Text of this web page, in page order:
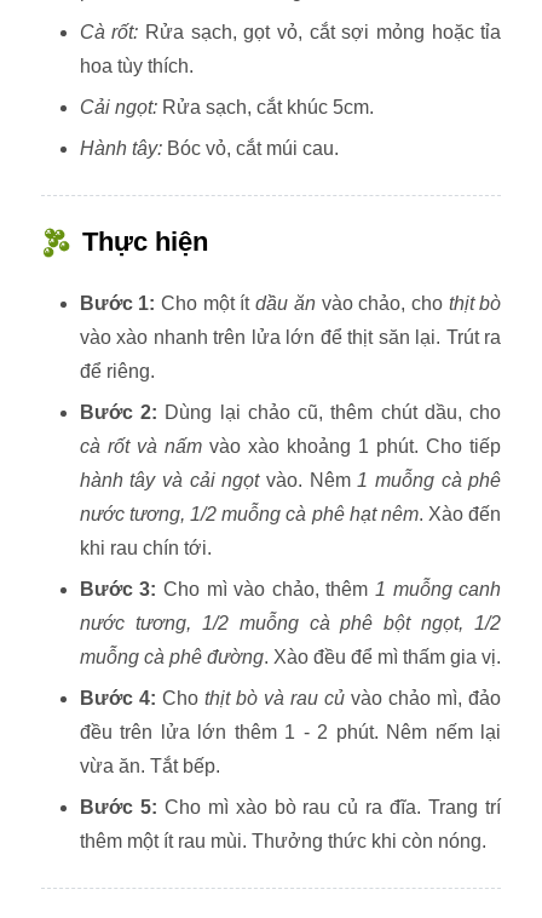
Cà rốt: Rửa sạch, gọt vỏ, cắt sợi mỏng hoặc tỉa
hoa tùy thích.
Cải ngọt:Rửa sạch, cắt khúc 5cm.
Hành tây:Bóc vỏ, cắt múi cau.
Thực hiện
Bước 1: Cho một ítdầu ănvào chảo, cho thịt bò
vào xào nhanh trên lửa lớn để thịt săn lại. Trút ra
để riêng.
Bước 2: Dùng lại chảo cũ, thêm chút dầu, cho
cà rốt và nấmvào xào khoảng 1 phút. Cho tiếp
hành tây và cải ngọtvào. Nêm1 muỗng cà phê
nước tương, 1/2 muỗng cà phê hạt nêm. Xào đến
khi rau chín tới.
Bước 3: Cho mì vào chảo, thêm1 muỗng canh
nước tương, 1/2 muỗng cà phê bột ngọt, 1/2
muỗng cà phê đường. Xào đều để mì thấm gia vị.
Bước 4: Cho thịt bò và rau củ vào chảo mì, đảo
đều trên lửa lớn thêm 1 - 2 phút. Nêm nếm lại
vừa ăn. Tắt bếp.
Bước 5: Cho mì xào bò rau củ ra đĩa. Trang trí
thêm một ít rau mùi. Thưởng thức khi còn nóng.